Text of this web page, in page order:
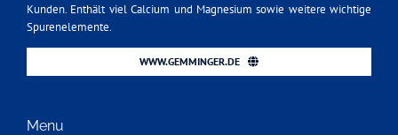
Kunden. Enthält viel Calcium und Magnesium sowie weitere wichtige
Spurenelemente.
WWW.GEMMINGER.DE
Menu